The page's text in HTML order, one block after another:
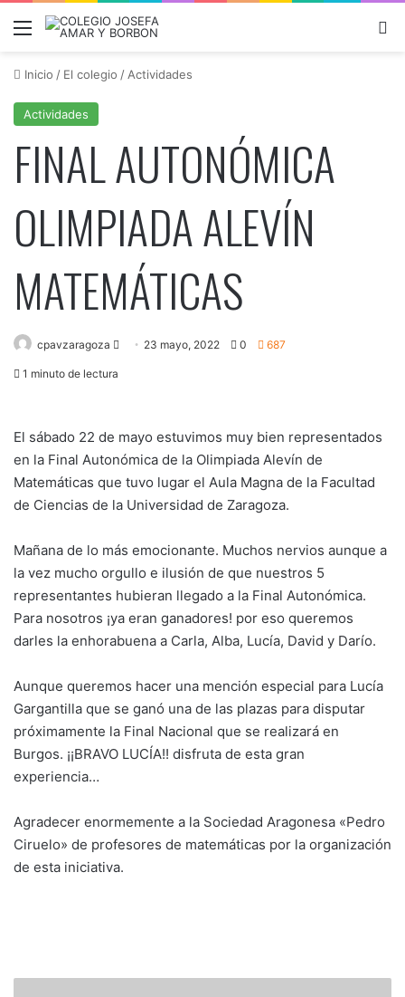
Menú
Inicio / El colegio / Actividades
Actividades
FINAL AUTONÓMICA
OLIMPIADA ALEVÍN
MATEMÁTICAS
cpavzaragoza
Send 23 mayo, 2022 0 687
1 minuto de lectura
El sábado 22 de mayo estuvimos muy bien representados
en la Final Autonómica de la Olimpiada Alevín de
Matemáticas que tuvo lugar el Aula Magna de la Facultad
de Ciencias de la Universidad de Zaragoza.
Mañana de lo más emocionante. Muchos nervios aunque a
la vez mucho orgullo e ilusión de que nuestros 5
representantes hubieran llegado a la Final Autonómica.
Para nosotros ¡ya eran ganadores! por eso queremos
darles la enhorabuena a Carla, Alba, Lucía, David y Darío.
Aunque queremos hacer una mención especial para Lucía
Gargantilla que se ganó una de las plazas para disputar
próximamente la Final Nacional que se realizará en
Burgos. ¡¡BRAVO LUCÍA!! disfruta de esta gran
experiencia…
Agradecer enormemente a la Sociedad Aragonesa «Pedro
Ciruelo» de profesores de matemáticas por la organización
de esta iniciativa.